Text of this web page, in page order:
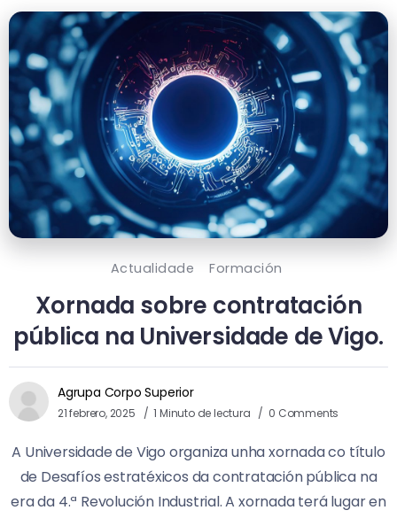
Actualidade Formación
Xornada sobre contratación
pública na Universidade de Vigo.
Agrupa Corpo Superior
21 febrero, 2025 1 Minuto de lectura 0 Comments
A Universidade de Vigo organiza unha xornada co título
de Desafíos estratéxicos da contratación pública na
era da 4.ª Revolución Industrial. A xornada terá lugar en